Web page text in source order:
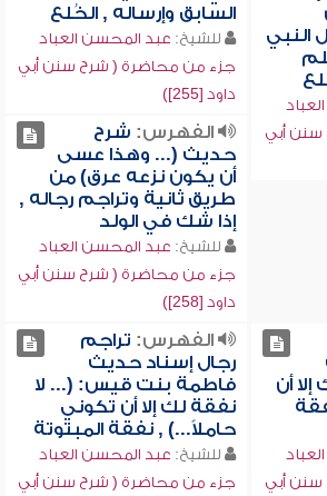
النبي
أبي
السابق وإرساله , الخُلع
للشيخ: عبد المحسن العباد
جزء من محاضرة ( شرح سنن أبي
داود [255])
الفهرس: شرح
حديث (... وهذا عسى
أن يكون نزعه عرق) من
طريق ثانية وتراجم رجاله ,
إذا شك في الولد
للشيخ: عبد المحسن العباد
جزء من محاضرة ( شرح سنن أبي
داود [258])
أن
أبي
الفهرس: تراجم
رجال إسناد حديث
فاطمة بنت قيس: (... لا
نفقة لك إلا أن تكوني
حاملاً...) , نفقة المبتوتة
للشيخ: عبد المحسن العباد
جزء من محاضرة ( شرح سنن أبي